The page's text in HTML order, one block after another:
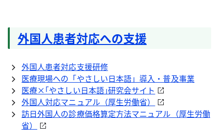
外国人患者対応への支援
外国人患者対応支援研修
医療現場への「やさしい日本語」導入・普及事業
医療×｢やさしい日本語｣研究会サイト
外国人対応マニュアル（厚生労働省）
訪日外国人の診療価格算定方法マニュアル（厚生労働
省）